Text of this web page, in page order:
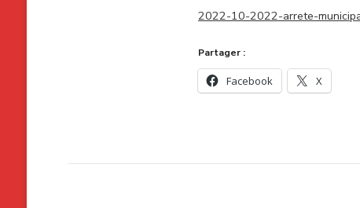
2022-10-2022-arrete-
Partager :
Facebook X